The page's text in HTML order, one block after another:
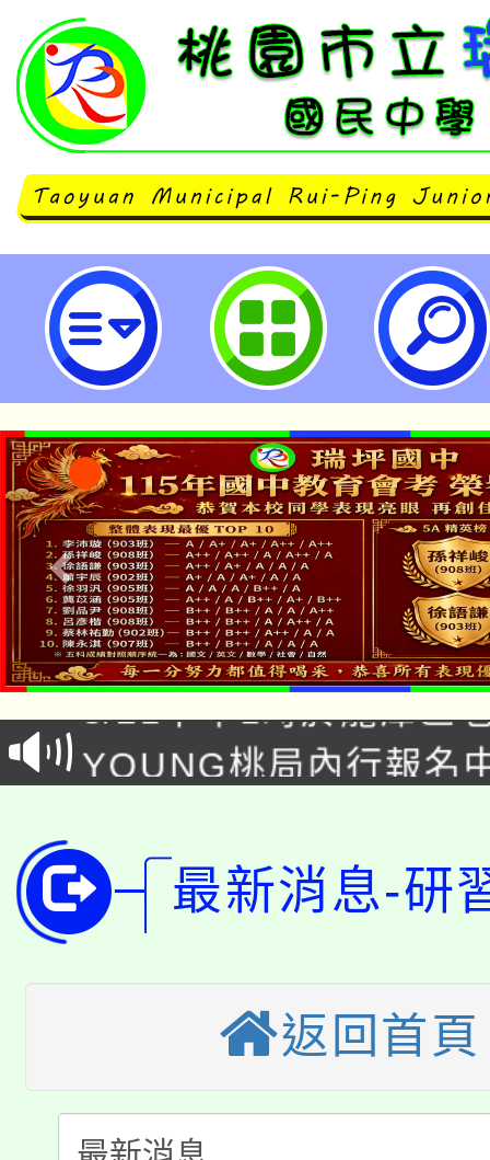
主旨：本中心辦理 114 學年度桃
教師研習—走讀大溪「生態、古蹟
敬邀本市各級學校教師踴躍參與，
立瑞坪國民中學
「本色祭」8/29、30在
場熱烈登場!
8/21下午1時於龍潭區
徵才活動。
YOUNG桃局內行報名
開!
115年桃園市運動會8/
田徑場及游泳池舉行。
桃園市低收入戶享有免
視費優惠，中低收入戶
半價優惠，詳情可洽有
者。
份教師增能研習
大溪自造教育及科技
份教師研習
會
115年食農教育專業人
最新消息-研
返回首頁